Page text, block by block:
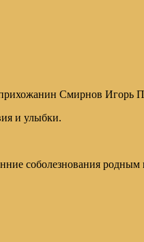
Смирнов Игорь
и улыбки.
соболезнования